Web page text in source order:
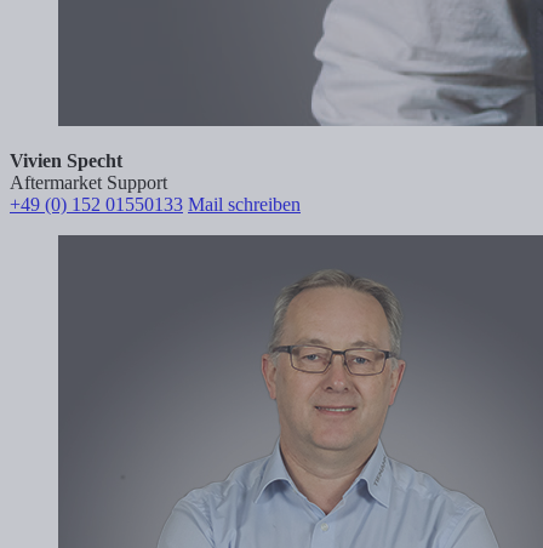
Vivien Specht
Aftermarket Support
+49 (0) 152 01550133 Mail schreiben